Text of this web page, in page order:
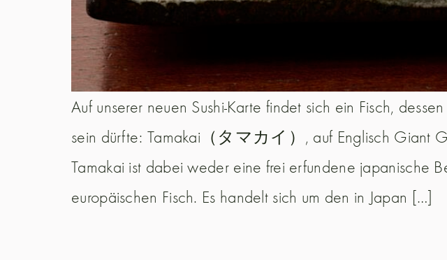
Auf unserer neuen Sushi-Karte findet sich ein Fisch,
sein dürfte: Tamakai（タマカイ）, auf Englisch Giant
Tamakai ist dabei weder eine frei erfundene japanische
europäischen Fisch. Es handelt sich um den in Japan […]